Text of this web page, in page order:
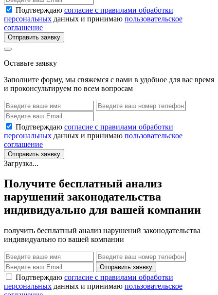
Подтверждаю согласие с правилами обработки
персональных данных и принимаю пользовательское
соглашение
Отправить заявку
Оставьте заявку
Заполните форму, мы свяжемся с вами в удобное для вас время
и проконсультируем по всем вопросам
Подтверждаю согласие с правилами обработки
персональных данных и принимаю пользовательское
соглашение
Отправить заявку
Загрузка...
Получите бесплатный анализ
нарушений законодательства
индивидуально для вашей компании
получить бесплатный анализ нарушений законодательства
индивидуально по вашей компании
Отправить заявку
Подтверждаю согласие с правилами обработки
персональных данных и принимаю пользовательское